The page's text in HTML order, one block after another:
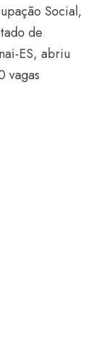
Social,
de
ES, abriu
vagas